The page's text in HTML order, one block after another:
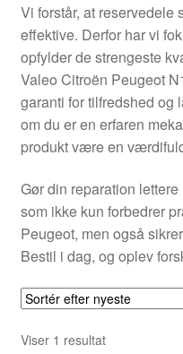
Om os
Privatlivspolitik
Vilkår og betingelser
Vi forstår, at
effektive. Derfor har vi
opfylder de strengeste
Valeo Citroën Peugeot
garanti for tilfredshed og
om du er en erfaren
produkt være en
Gør din reparation
som ikke kun forbedrer
Peugeot, men også
Bestil i dag, og oplev
Viser 1 resultat